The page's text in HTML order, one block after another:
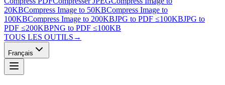
20KBCompress Image to 50KBCompress Image to
100KBCompress Image to 200KBJPG to PDF ≤100KBJPG to
PDF ≤200KBPNG to PDF ≤100KB
TOUS LES OUTILS →
Français